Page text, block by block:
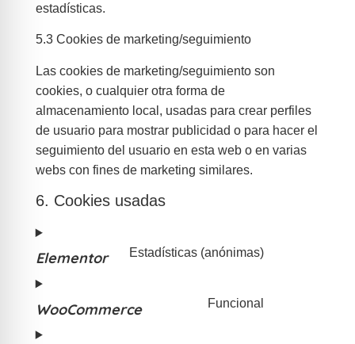
estadísticas.
5.3 Cookies de marketing/seguimiento
Las cookies de marketing/seguimiento son
cookies, o cualquier otra forma de
almacenamiento local, usadas para crear perfiles
de usuario para mostrar publicidad o para hacer el
seguimiento del usuario en esta web o en varias
webs con fines de marketing similares.
6. Cookies usadas
Elementor Estadísticas (anónimas)
WooCommerce Funcional